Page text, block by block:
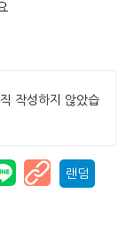
작성하지 않았습
랜덤